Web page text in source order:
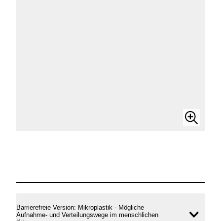
Bild
Barrierefreie Version: Mikroplastik - Mögliche
Aufnahme- und Verteilungswege im menschlichen